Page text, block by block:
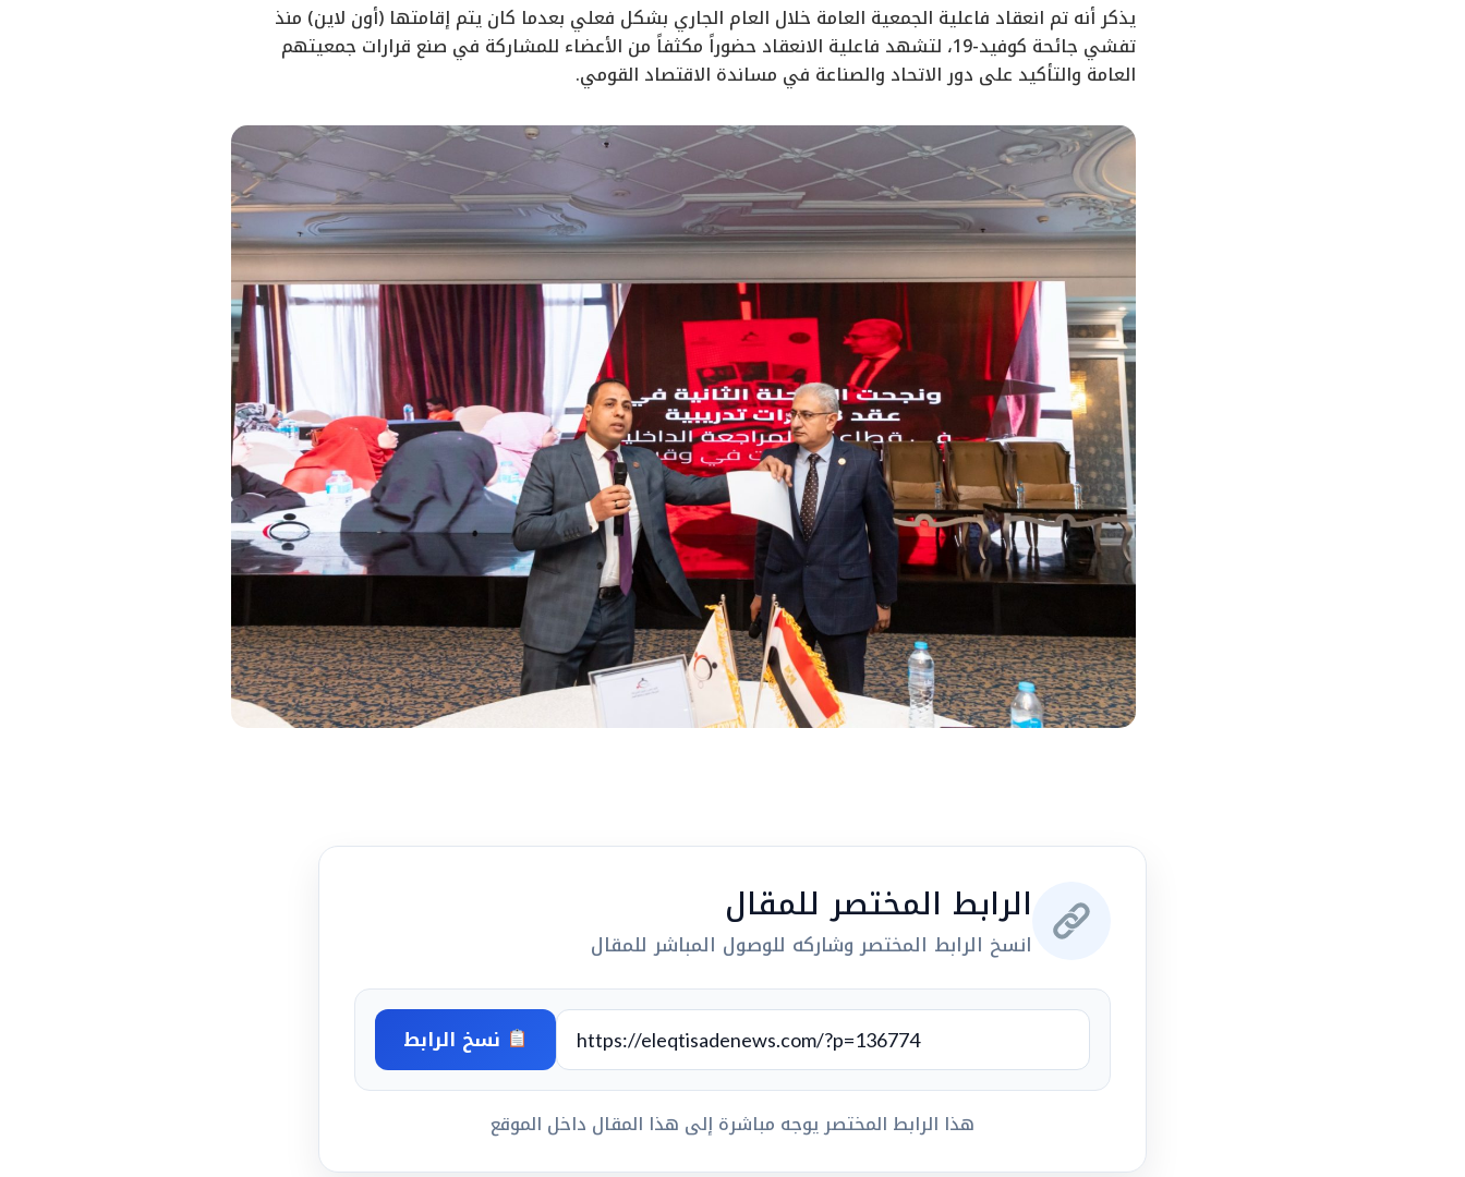
يذكر أنه تم انعقاد فاعلية الجمعية العامة خلال العام الجاري بشكل فعلي بعدما كان يتم إقامتها (أون لاين) منذ
تفشي جائحة كوفيد-19، لتشهد فاعلية الانعقاد حضوراً مكثفاً من الأعضاء للمشاركة في صنع قرارات جمعيتهم
العامة والتأكيد على دور الاتحاد والصناعة في مساندة الاقتصاد القومي.
الرابط المختصر للمقال
انسخ الرابط المختصر وشاركه للوصول المباشر للمقال
نسخ الرابط
هذا الرابط المختصر يوجه مباشرة إلى هذا المقال داخل الموقع